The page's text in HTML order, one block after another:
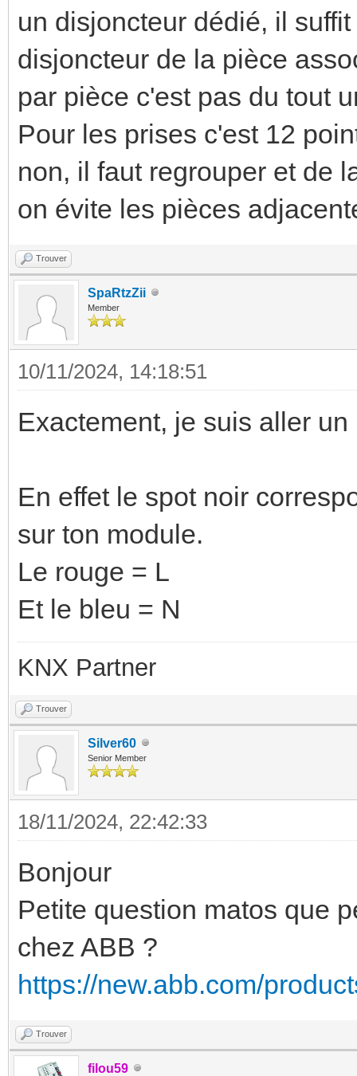
un disjoncteur dédié, il
disjoncteur de la pièce
par pièce c'est pas du tout
Pour les prises c'est 12
non, il faut regrouper et de
on évite les pièces
Trouver
SpaRtzZii
Member
10/11/2024, 14:18:51
Exactement, je suis aller
En effet le spot noir
sur ton module.
Le rouge = L
Et le bleu = N
KNX Partner
Trouver
Silver60
Senior Member
18/11/2024, 22:42:33
Bonjour
Petite question matos que
chez ABB ?
https://new.abb.com/
Trouver
filou59